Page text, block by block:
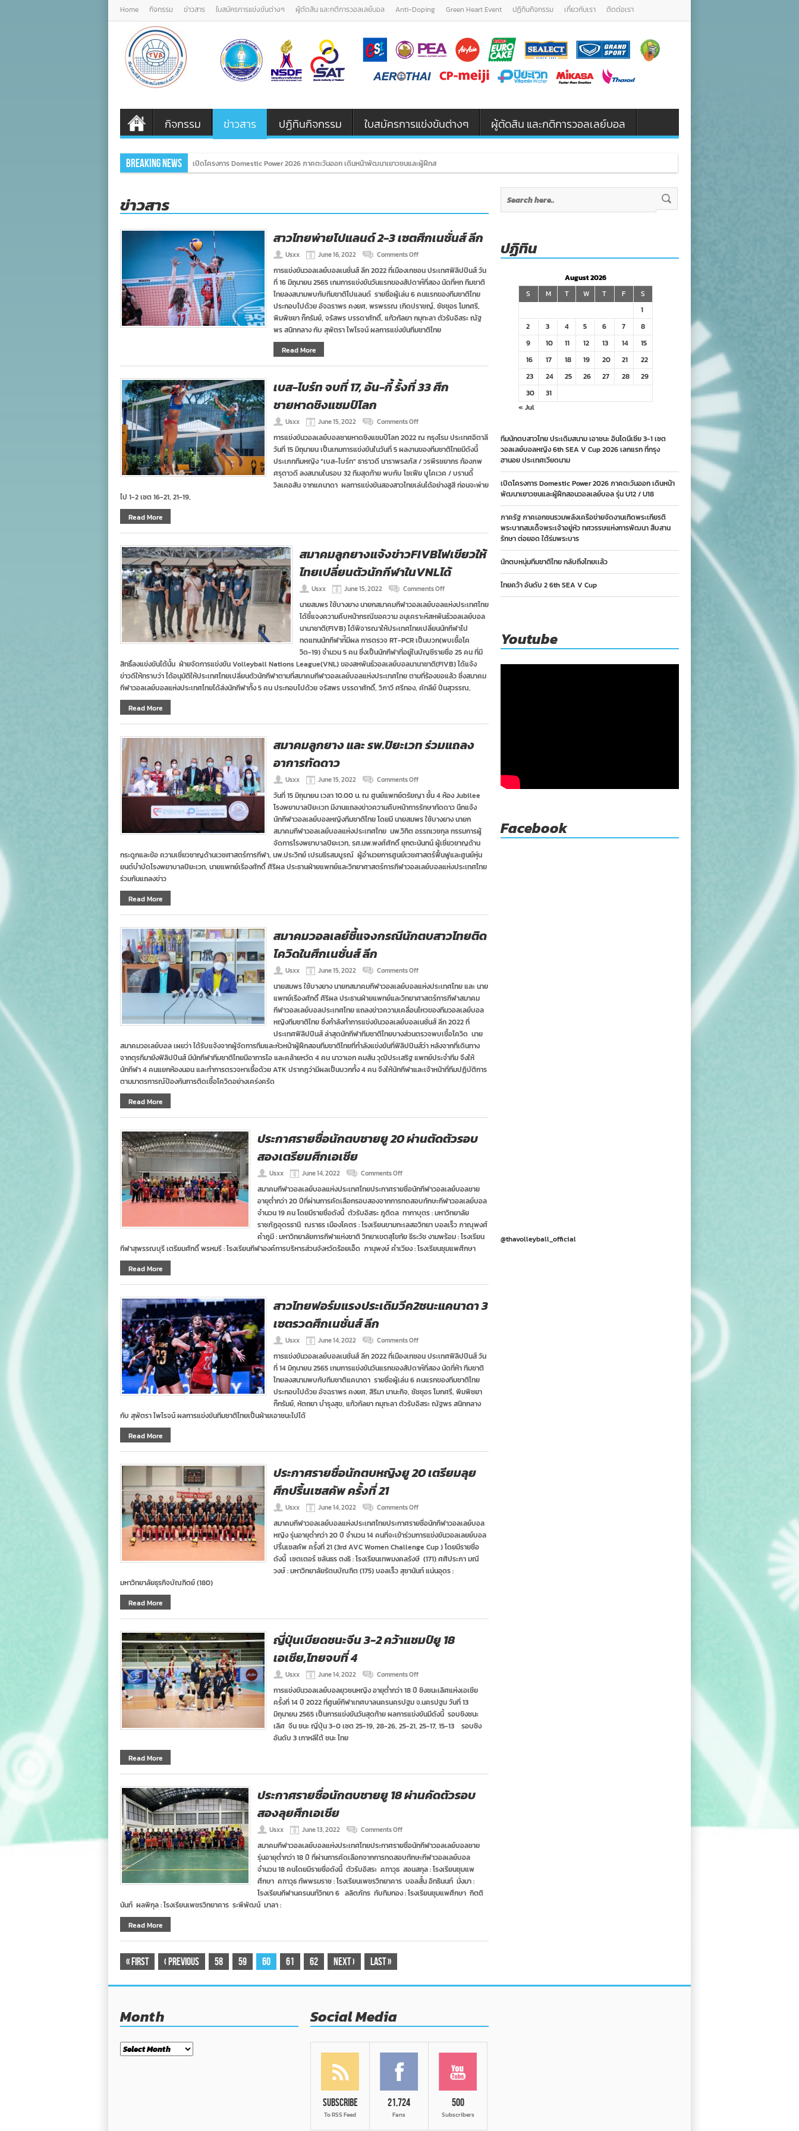
Home กิจกรรม ข่าวสาร ใบสมัครการแข่งขันต่างๆ ผู้ตัดสิน และกติการวอลเลย์บอล Anti-Doping Green Heart Event ปฏิทินกิจกรรม เกี่ยวกับเรา ติดต่อเรา
กิจกรรม ข่าวสาร ปฏิทินกิจกรรม ใบสมัครการแข่งขันต่างๆ ผู้ตัดสิน และกติการวอลเลย์บอล
Breaking News เปิดโครงการ Domestic Power 2026 ภาคตะวันออก เดินหน้าพัฒนาเยาวชนและผู้ฝึกสอนวอลเลย์บอล รุ่น U12 / U18
ข่าวสาร
สาวไทยพ่ายโปแลนด์ 2-3 เซตศึกเนชั่นส์ ลีก
Usxx June 16, 2022 Comments Offon
ไทย
พ่าย
โปแลนด์
3
เซต
ศึก
การแข่งขันวอลเลย์บอลเนชั่นส์ ลีก 2022 ที่เมืองเกซอน ประเทศฟิลิปปินส์ วัน
ที่ 16 มิถุนายน 2565 เกมการแข่งขันวันแรกของสัปดาห์ที่สอง นัดที่หก ทีมชาติ
ไทยลงสนามพบกับทีมชาติโปแลนด์ รายชื่อผู้เล่น 6 คนแรกของทีมชาติไทย
ประกอบไปด้วย อัจฉราพร คงยศ, พรพรรณ เกิดปราชญ์, ชัชชุอร โมกศรี,
พิมพิชยา ก๊กรัมย์, จรัสพร บรรดาศักดิ์, แก้วกัลยา กมุทะลา ตัวรับอิสระ ณัฐ
พร สนิทกลาง กับ สุพัตรา ไพโรจน์ ผลการแข่งขันทีมชาติไทย
Read More
เบส-ไบร์ท จบที่ 17, อ้น-กี้ รั้งที่ 33 ศึก
ชายหาดชิงแชมป์โลก
Usxx June 15, 2022 Comments Offon
ไบร์ท
จบ
ที่
อ้น-
กี้
ชายหาด
แชมป์
การแข่งขันวอลเลย์บอลชายหาดชิงแชมป์โลก 2022 ณ กรุงโรม ประเทศอิตาลี
วันที่ 15 มิถุนายน เป็นเกมการแข่งขันในวันที่ 5 ผลงานของทีมชาติไทยมีดังนี้
ประเภททีมหญิง “เบส-ไบร์ท” ธาราวดี นาราพรลภัส / วรพีรชยากร ก้องภพ
ศรุตาวดี ลงสนามในรอบ 32 ทีมสุดท้าย พบกับ โซเฟีย บูโคเวค / บรานดี้
วิลเคอสัน จากแคนาดา ผลการแข่งขันสองสาวไทยเล่นได้อย่างสูสี ก่อนจะพ่าย
ไป 1-2 เซต 16-21, 21-19,
Read More
สมาคมลูกยางแจ้งข่าวFIVBไฟเขียวให้
ไทยเปลี่ยนตัวนักกีฬาในVNLได้
Usxx June 15, 2022 Comments Offon
ลูก
ยาง
แจ้ง
ข่าวFIVBไฟ
เขียว
ให้
ไทย
เปลี่ยน
นักกีฬา
นายสมพร ใช้บางยาง นายกสมาคมกีฬาวอลเลย์บอลแห่งประเทศไทย
ได้ชี้แจงความคืบหน้ากรณีขอความ อนุเคราะห์สหพันธ์วอลเลย์บอล
นานาชาติ(FIVB) ได้พิจารณาให้ประเทศไทยเปลี่ยนนักกีฬาไป
ทดแทนนักกีฬาท่ีมีผล การตรวจ RT-PCR เป็นบวก(พบเชื้อโค
วิด-19) จํานวน 5 คน ซึ่งเป็นนักกีฬาที่อยู่ในบัญชีรายชื่อ 25 คน ที่มี
สิทธิ์ลงแข่งขันได้นั้น ฝ่ายจัดการแข่งขัน Volleyball Nations League(VNL) ของสหพันธ์วอลเลย์บอลนานาชาติ(FIVB) ได้แจ้ง
ข่าวดีให้ทราบว่า ได้อนุมัติให้ประเทศไทยเปลี่ยนตัวนักกีฬาตามที่สมาคมกีฬาวอลเลย์บอลแห่งประเทศไทย ตามที่ร้องขอแล้ว ซึ่งสมาคม
กีฬาวอลเลย์บอลแห่งประเทศไทยได้ส่งนักกีฬาท้ัง 5 คน ประกอบไปด้วย จรัสพร บรรดาศักดิ์, วิภาวี ศรีทอง, คัทลีย์ ปิ่นสุวรรณ,
Read More
สมาคมลูกยาง และ รพ.ปิยะเวท ร่วมแถลง
อาการทัดดาว
Usxx June 15, 2022 Comments Offon
ลูก
ยาง
และ
เวท
ร่วม
แถลง
อาการ
วันที่ 15 มิถุนายน เวลา 10.00 น. ณ ศูนย์แพทย์ตรัยญา ชั้น 4 ห้อง Jubilee
โรงพยาบาลปิยะเวท มีงานแถลงข่าวความคืบหน้าการรักษาทัดดาว นึกแจ้ง
นักกีฬาวอลเลย์บอลหญิงทีมชาติไทย โดยมี นายสมพร ใช้บางยาง นายก
สมาคมกีฬาวอลเลย์บอลแห่งประเทศไทย นพ.วิทิต อรรถเวชกุล กรรมการผู้
จัดการโรงพยาบาลปิยะเวท, รศ.นพ.พงศ์ศักดิ์ ยุกตะนันทน์ ผู้เชี่ยวชาญด้าน
กระดูกและข้อ ความเชี่ยวชาญด้านเวชศาสตร์การกีฬา, นพ.ประวิทย์ เปรมธีรสมบูรณ์ ผู้อำนวยการศูนย์เวชศาสตร์ฟื้นฟูและศูนย์หุ่น
ยนต์บำบัดโรงพยาบาลปิยะเวท, นายแพทย์เรืองศักดิ์ ศิริผล ประธานฝ่ายแพทย์และวิทยาศาสตร์การกีฬาวอลเลย์บอลแห่งประเทศไทย
ร่วมกันแถลงข่าว
Read More
สมาคมวอลเลย์ชี้แจงกรณีนักตบสาวไทยติด
โควิดในศึกเนชั่นส์ ลีก
Usxx June 15, 2022 Comments Offon
วอลเลย์
ชี้แจง
กรณี
นัก
ตบ
สาว
ไทย
ติด
วิด
นายสมพร ใช้บางยาง นายกสมาคมกีฬาวอลเลย์บอลแห่งประเทศไทย และ นาย
แพทย์เรืองศักดิ์ ศิริผล ประธานฝ่ายแพทย์และวิทยาศาสตร์การกีฬาสมาคม
กีฬาวอลเลย์บอลประเทศไทย แถลงข่าวความเคลื่อนไหวของทีมวอลเลย์บอล
หญิงทีมชาติไทย ซึ่งกำลังทำการแข่งขันวอลเลย์บอลเนชั่นส์ ลีก 2022 ที่
ประเทศฟิลิปปินส์ ล่าสุดนักกีฬาทีมชาติไทยบางส่วนตรวจพบเชื้อโควิด นาย
สมาคมวอเลย์บอล เผยว่า ได้รับแจ้งจากผู้จัดการทีมและหัวหน้าผู้ฝึกสอนทีมชาติไทยที่กำลังแข่งขันที่ฟิลิปปินส์ว่า หลังจากที่เดินทาง
จากตุรกีมายังฟิลิปปินส์ มีนักกีฬาทีมชาติไทยมีอาการไอ และคล้ายหวัด 4 คน นาวาเอก คมสัน วุฒิประเสริฐ แพทย์ประจำทีม จึงให้
นักกีฬา 4 คนแยกห้องนอน และทำการตรวจหาเชื้อด้วย ATK ปรากฎว่ามีผลเป็นบวกทั้ง 4 คน จึงให้นักกีฬาและเจ้าหน้าที่ทีมปฏิบัติการ
ตามมาตรการณ์ป้องกันการติดเชื้อโควิดอย่างเคร่งครัด
Read More
ประกาศรายชื่อนักตบชายยู 20 ผ่านตัดตัวรอบ
สองเตรียมศึกเอเชีย
Usxx June 14, 2022 Comments Offon
ราย
ชื่อ
นัก
ชาย
ยู
20
รอบ
เตรียม
สมาคมกีฬาวอลเลย์บอลแห่งประเทศไทยประกาศรายชื่อนักกีฬาวอลเลย์บอลชาย
อายุต่ำกว่า 20 ปีที่ผ่านการคัดเลือกรอบสองจากการทดสอบทักษะกีฬาวอลเลย์บอล
จำนวน 19 คน โดยมีรายชื่อดังนี้ ตัวรับอิสระ ภูติดล ทากาบุตร : มหาวิทยาลัย
ราชภัฏอุดรธานี ณราธร เมืองโคตร : โรงเรียนขามทะเลสอวิทยา บอลเร็ว ภาณุพงศ์
คำภูมี : มหาวิทยาลัยการกีฬาแห่งชาติ วิทยาเขตสุโขทัย ธีระวัช งามพร้อม : โรงเรียน
กีฬาสุพรรณบุรี เตรียมศักดิ์ พรหมรี : โรงเรียนกีฬาองค์การบริหารส่วนจังหวัดร้อยเอ็ด ภานุพงษ์ คำเวียง : โรงเรียนชุมแพศึกษา
Read More
สาวไทยฟอร์มแรงประเดิมวีค2ชนะแคนาดา 3
เซตรวดศึกเนชั่นส์ ลีก
Usxx June 14, 2022 Comments Offon
ไทย
ฟอร์ม
แรง
ประเดิม
วีค2ชนะ
แคนาดา
เนชั่นส์
การแข่งขันวอลเลย์บอลเนชั่นส์ ลีก 2022 ที่เมืองเกซอน ประเทศฟิลิปปินส์ วัน
ที่ 14 มิถุนายน 2565 เกมการแข่งขันวันแรกของสัปดาห์ที่สอง นัดที่ห้า ทีมชาติ
ไทยลงสนามพบกับทีมชาติแคนาดา รายชื่อผู้เล่น 6 คนแรกของทีมชาติไทย
ประกอบไปด้วย อัจฉราพร คงยศ, สิริมา มานะกิจ, ชัชชุอร โมกศรี, พิมพิชยา
ก๊กรัมย์, หัตถยา บำรุงสุข, แก้วกัลยา กมุทะลา ตัวรับอิสระ ณัฐพร สนิทกลาง
กับ สุพัตรา ไพโรจน์ ผลการแข่งขันทีมชาติไทยเป็นฝ่ายเอาชนะไปได้
Read More
ประกาศรายชื่อนักตบหญิงยู 20 เตรียมลุย
ศึกปริ้นเซสคัพ ครั้งที่ 21
Usxx June 14, 2022 Comments Offon
ราย
ชื่อ
นัก
ตบ
หญิง
ยู
ปริ้
เซ
21
สมาคมกีฬาวอลเลย์บอลแห่งประเทศไทยประกาศรายชื่อนักกีฬาวอลเลย์บอล
หญิง รุ่นอายุต่ำกว่า 20 ปี จำนวน 14 คนที่จะเข้าร่วมการแข่งขันวอลเลยย์บอล
ปริ้นเซสคัพ ครั้งที่ 21 (3rd AVC Women Challenge Cup ) โดยมีรายชื่อ
ดังนี้ เซตเตอร์ ชลันธร ตงธิ : โรงเรียนเทพมงคลรังษี (171) ศศิประภา มณี
วงษ์ : มหาวิทยาลัยรัตนบัณฑิต (175) บอลเร็ว สุชานันท์ แน่นอุดร :
มหาวิทยาลัยธุรกิจบัณฑิตย์ (180)
Read More
ญี่ปุ่นเบียดชนะจีน 3-2 คว้าแชมป์ยู 18
เอเชีย,ไทยจบที่ 4
Usxx June 14, 2022 Comments Offon
เบียด
ชนะ
จีน
2
ที่
การแข่งขันวอลเลย์บอลยุวชนหญิง อายุต่ำกว่า 18 ปี ชิงชนะเลิศแห่งเอเชีย
ครั้งที่ 14 ปี 2022 ที่ศูนย์กีฬาเทศบาลนครนครปฐม จ.นครปฐม วันที่ 13
มิถุนายน 2565 เป็นการแข่งขันวันสุดท้าย ผลการแข่งขันมีดังนี้ รอบชิงชนะ
เลิศ จีน ชนะ ญี่ปุ่น 3-0 เซต 25-19, 28-26, 25-21, 25-17, 15-13 รอบชิง
อันดับ 3 เกาหลีใต้ ชนะ ไทย
Read More
ประกาศรายชื่อนักตบชายยู 18 ผ่านคัดตัวรอบ
สองลุยศึกเอเชีย
Usxx June 13, 2022 Comments Offon
ราย
ชื่อ
นัก
ชาย
ยู
รอบ
สมาคมกีฬาวอลเลย์บอลแห่งประเทศไทยประกาศรายชื่อนักกีฬาวอลเลย์บอลชาย
รุ่นอายุต่ำกว่า 18 ปี ที่ผ่านการคัดเลือกจากการทดสอบทักษะกีฬาวอลเลย์บอล
จำนวน 18 คนโดยมีรายชื่อดังนี้ ตัวรับอิสระ คฑาวุธ สอนสกุล : โรงเรียนชุมแพ
ศึกษา คฑาวุธ ทัพพรมราช : โรงเรียนเพชรวิทยาคาร บอลสั้น อิทธินนท์ มั่งมา :
โรงเรียนกีฬานครนนท์วิทยา 6 ลลิตภัทร ทับทิมทอง : โรงเรียนชุมแพศึกษา กิตติ
นันท์ ผลพิกุล : โรงเรียนเพชรวิทยาคาร ระพีพัฒน์ มาลา :
Read More
« First ‹ Previous 58 59 60 61 62 Next› Last»
ปฏิทิน
August 2026
S
M T W T F
S
1
2
3 4 5 6 7
8
9
10 11 12 13 14
15
16
17 18 19 20 21
22
23
24 25 26 27 28
29
30
31
« Jul
ทีมนักตบสาวไทย ประเดิมสนาม เอาชนะ อินโดนีเซีย 3-1 เซต
วอลเลย์บอลหญิง 6th SEA V Cup 2026 เลกแรก ที่กรุง
ฮานอย ประเทศเวียดนาม
เปิดโครงการ Domestic Power 2026 ภาคตะวันออก เดินหน้า
พัฒนาเยาวชนและผู้ฝึกสอนวอลเลย์บอล รุ่น U12 / U18
ภาครัฐ ภาคเอกชนรวมพลังเครือข่ายจัดงานเทิดพระเกียรติ
พระบาทสมเด็จพระเจ้าอยู่หัว ทศวรรษแห่งการพัฒนา สืบสาน
รักษา ต่อยอด ใต้ร่มพระบาร
นักตบหนุ่มทีมชาติไทย กลับถึงไทยเเล้ว
ไทยคว้า อันดับ 2 6th SEA V Cup
Youtube
Facebook
@thavolleyball_official
Month
Month
Social Media
Subscribe
To RSS Feed
21,724
Fans
500
Subscribers